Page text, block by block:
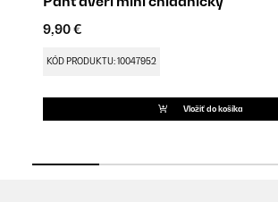
9,90 €
KÓD PRODUKTU: 10047952
Vložiť do košíka